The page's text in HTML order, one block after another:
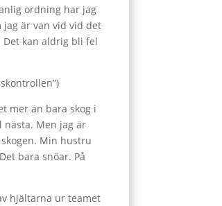
ordning har jag
är van vid vid det
Det kan aldrig bli fel
mer än bara skog i
Men jag är
Min hustru
bara snöar. På
hjältarna ur teamet